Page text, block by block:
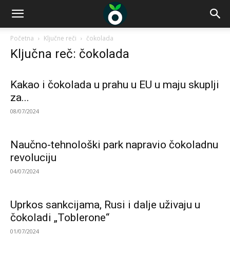
Početna Ključne reči čokolada
Ključna reč: čokolada
Kakao i čokolada u prahu u EU u maju skuplji
za...
08/07/2024
Naučno-tehnološki park napravio čokoladnu
revoluciju
04/07/2024
Uprkos sankcijama, Rusi i dalje uživaju u
čokoladi „Toblerone“
01/07/2024